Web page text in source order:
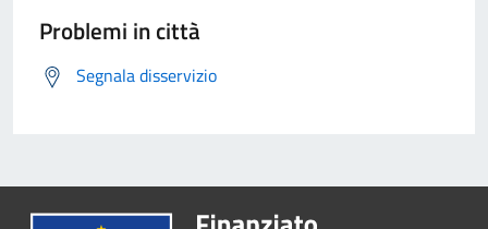
Problemi in città
Segnala disservizio